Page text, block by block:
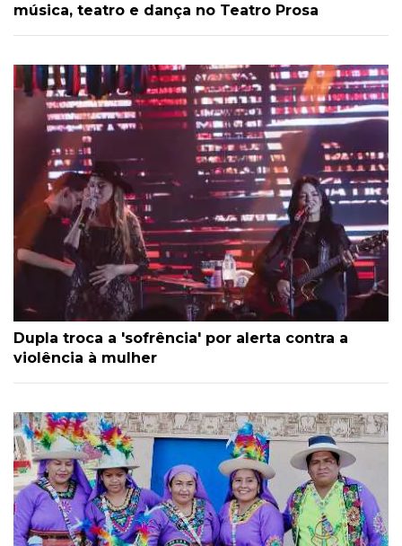
música, teatro e dança no Teatro Prosa
Dupla troca a 'sofrência' por alerta contra a
violência à mulher